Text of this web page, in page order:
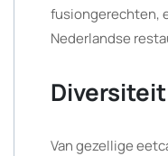
fusiongerechten,
Nederlandse
Van gezellige